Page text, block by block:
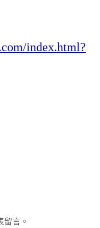
index.html?
留言。